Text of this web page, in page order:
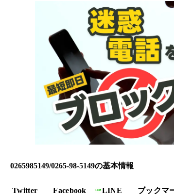
0265985149/0265-98-5149の基本情報
Twitter Facebook LINE ブックマ